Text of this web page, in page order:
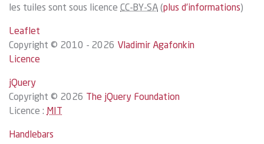
les tuiles sont sous licence CC-BY-SA (plus d’informations)
Leaflet
Copyright © 2010 - 2026 Vladimir Agafonkin
Licence
jQuery
Copyright © 2026
The jQuery Foundation
Licence : MIT
Handlebars